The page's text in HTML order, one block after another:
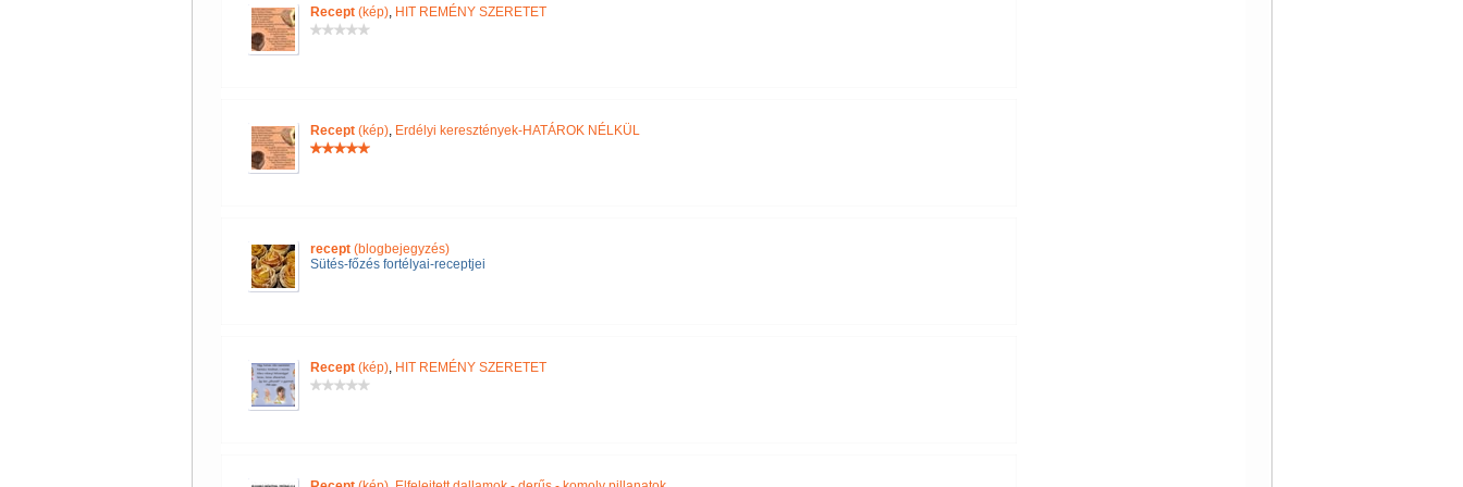
Recept(kép), HIT REMÉNY SZERETET
Recept(kép), Erdélyi keresztények-HATÁROK NÉLKÜL
recept(blogbejegyzés)
Sütés-főzés fortélyai-receptjei
Recept(kép), HIT REMÉNY SZERETET